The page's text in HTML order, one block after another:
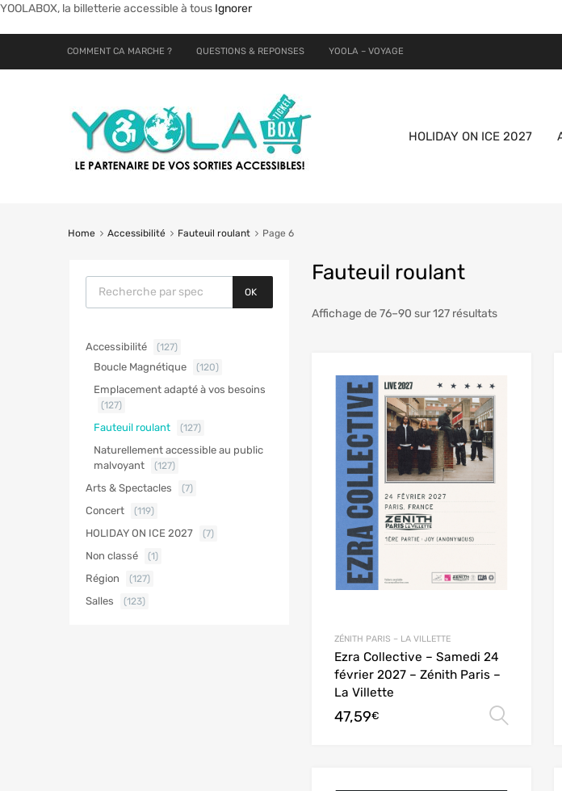
YOOLABOX, la billetterie accessible à tous Ignorer
COMMENT CA MARCHE ? QUESTIONS & REPONSES YOOLA – VOYAGE
HOLIDAY ON ICE 2027
Home Accessibilité Fauteuil roulant Page 6
Fauteuil roulant
Affichage de 76–90 sur 127 résultats
ZÉNITH PARIS – LA VILLETTE
Ezra Collective – Samedi 24
février 2027 – Zénith Paris –
La Villette
47,59€
OK
Accessibilité (127)
Boucle Magnétique (120)
Emplacement adapté à vos besoins
(127)
Fauteuil roulant (127)
Naturellement accessible au public
malvoyant
(127)
Arts & Spectacles (7)
Concert (119)
HOLIDAY ON ICE 2027 (7)
Non classé (1)
Région (127)
Salles (123)